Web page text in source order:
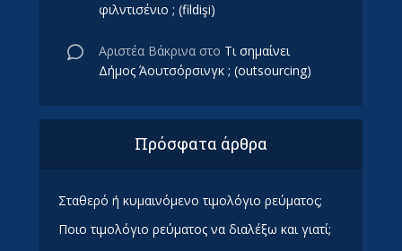
φιλντισένιο ; (fildişi)
Αριστέα Βάκρινα στο Τι σημαίνει
Δήμος Άουτσόρσινγκ ; (outsourcing)
Πρόσφατα άρθρα
Σταθερό ή κυμαινόμενο τιμολόγιο ρεύματος;
Ποιο τιμολόγιο ρεύματος να διαλέξω και γιατί;